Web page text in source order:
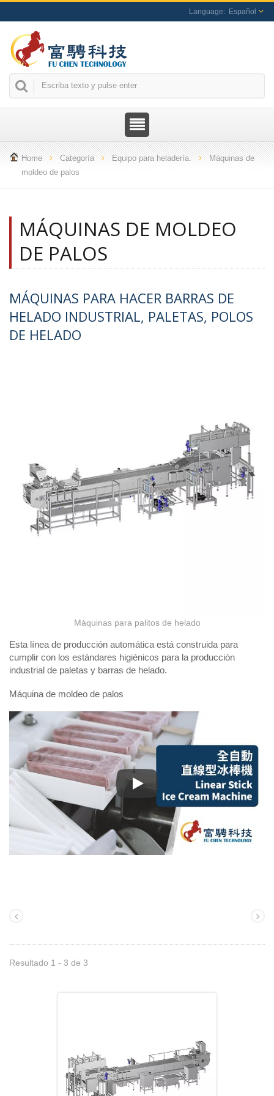
Español
Home Categoría Equipo para heladería.
Máquinas de
moldeo de palos
MÁQUINAS DE MOLDEO
DE PALOS
MÁQUINAS PARA HACER BARRAS DE
HELADO INDUSTRIAL, PALETAS, POLOS
DE HELADO
Máquinas para palitos de helado
Esta línea de producción automática está construida para
cumplir con los estándares higiénicos para la producción
industrial de paletas y barras de helado.
Máquina de moldeo de palos
Máquina de moldeo de palos
Resultado 1 - 3 de 3